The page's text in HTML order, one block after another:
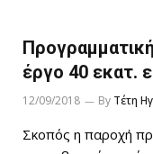
έργο 40 εκατ.
12/09/2018 By Τέτη
Σκοπός η παροχή